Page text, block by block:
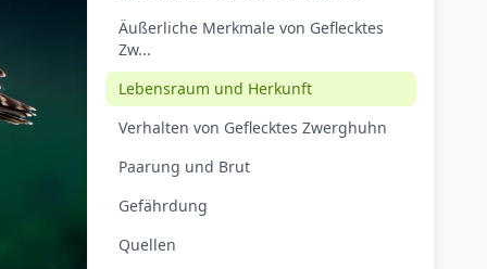
Äußerliche Merkmale von Geflecktes
Zw...
Lebensraum und Herkunft
Verhalten von Geflecktes Zwerghuhn
Paarung und Brut
Gefährdung
Quellen